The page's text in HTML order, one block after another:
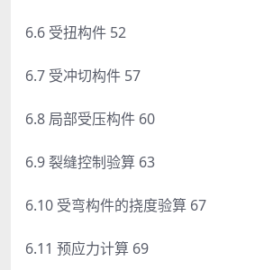
6.6 受扭构件 52
6.7 受冲切构件 57
6.8 局部受压构件 60
6.9 裂缝控制验算 63
6.10 受弯构件的挠度验算 67
6.11 预应力计算 69